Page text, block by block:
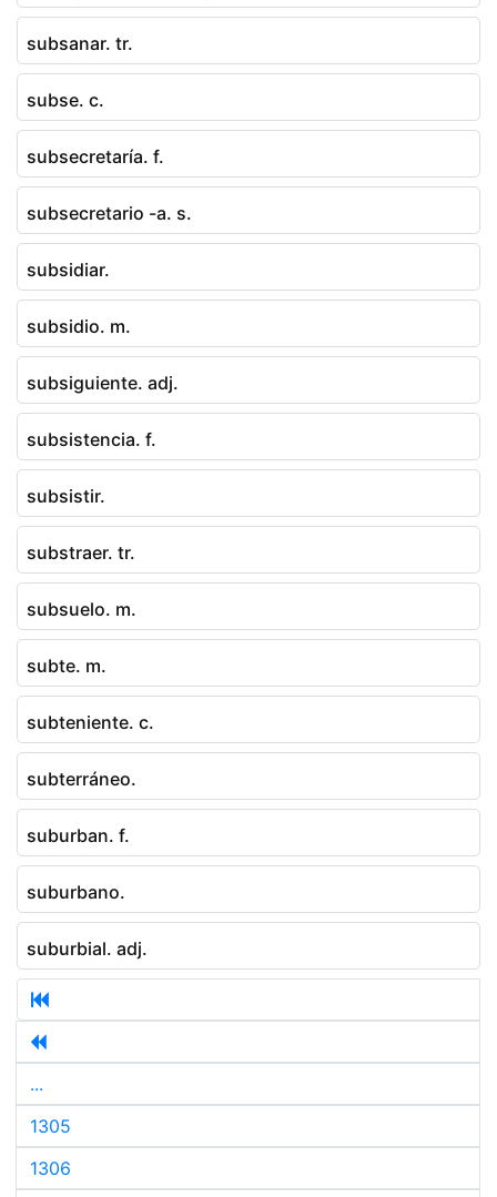
subsanar. tr.
subse. c.
subsecretaría. f.
subsecretario -a. s.
subsidiar.
subsidio. m.
subsiguiente. adj.
subsistencia. f.
subsistir.
substraer. tr.
subsuelo. m.
subte. m.
subteniente. c.
subterráneo.
suburban. f.
suburbano.
suburbial. adj.
...
1305
1306